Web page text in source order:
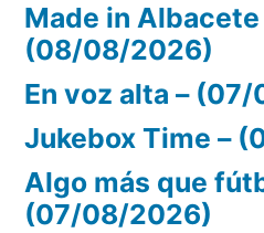
Made in Albacete
(08/08/2026)
En voz alta –
Jukebox Time –
Algo más que
(07/08/2026)